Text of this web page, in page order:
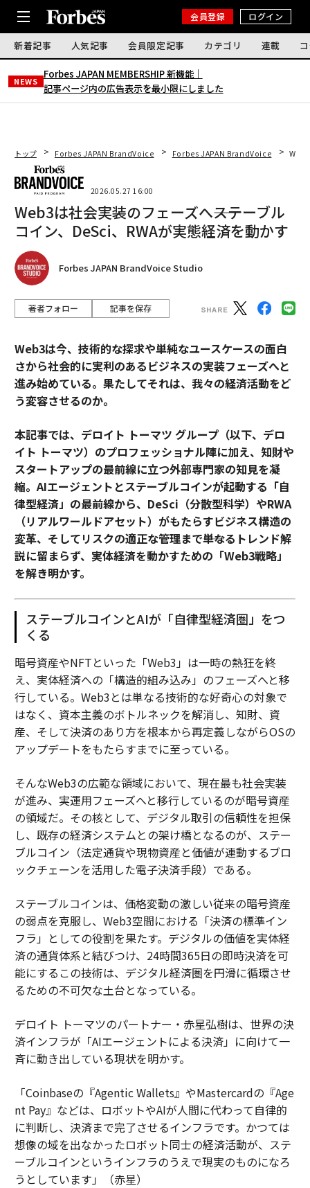
会員登録 ログイン
新着記事 人気記事 会員限定記事 カテゴリ 連載
NEWS
Forbes JAPAN MEMBERSHIP 新機能｜
記事ページ内の広告表示を最小限にしました
トップ Forbes JAPAN BrandVoice Forbes JAPAN BrandVoice
2026.05.27 16:00
Web3は社会実装のフェーズへ――ステーブル
コイン、DeSci、RWAが実態経済を動かす
Forbes JAPAN BrandVoice Studio
著者フォロー 記事を保存
Web3は今、技術的な探求や単純なユースケースの面白
さから社会的に実利のあるビジネスの実装フェーズへと
進み始めている。果たしてそれは、我々の経済活動をど
う変容させるのか。
本記事では、デロイト トーマツ グループ（以下、デロ
イト トーマツ）のプロフェッショナル陣に加え、知財や
スタートアップの最前線に立つ外部専門家の知見を凝
縮。AIエージェントとステーブルコインが起動する「自
律型経済」の最前線から、DeSci（分散型科学）やRWA
（リアルワールドアセット）がもたらすビジネス構造の
変革、そしてリスクの適正な管理まで――単なるトレンド解
説に留まらず、実体経済を動かすための「Web3戦略」
を解き明かす。
ステーブルコインとAIが「自律型経済圏」をつ
くる
暗号資産やNFTといった「Web3」は一時の熱狂を終
え、実体経済への「構造的組み込み」のフェーズへと移
行している。Web3とは単なる技術的な好奇心の対象で
はなく、資本主義のボトルネックを解消し、知財、資
産、そして決済のあり方を根本から再定義しながらOSの
アップデートをもたらすまでに至っている。
そんなWeb3の広範な領域において、現在最も社会実装
が進み、実運用フェーズへと移行しているのが暗号資産
の領域だ。その核として、デジタル取引の信頼性を担保
し、既存の経済システムとの架け橋となるのが、ステー
ブルコイン（法定通貨や現物資産と価値が連動するブロ
ックチェーンを活用した電子決済手段）である。
ステーブルコインは、価格変動の激しい従来の暗号資産
の弱点を克服し、Web3空間における「決済の標準イン
フラ」としての役割を果たす。デジタルの価値を実体経
済の通貨体系と結びつけ、24時間365日の即時決済を可
能にするこの技術は、デジタル経済圏を円滑に循環させ
るための不可欠な土台となっている。
デロイト トーマツのパートナー・赤星弘樹は、世界の決
済インフラが「AIエージェントによる決済」に向けて一
斉に動き出している現状を明かす。
「Coinbaseの『Agentic Wallets』やMastercardの『Age
nt Pay』などは、ロボットやAIが人間に代わって自律的
に判断し、決済まで完了させるインフラです。かつては
想像の域を出なかったロボット同士の経済活動が、ステ
ーブルコインというインフラのうえで現実のものになろ
うとしています」（赤星）